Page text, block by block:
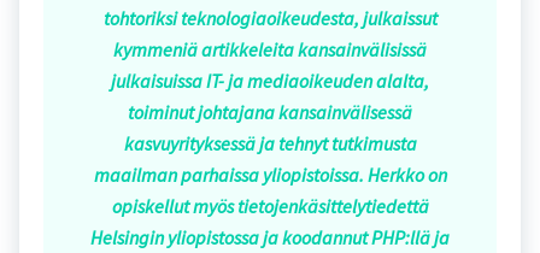
tohtoriksi teknologiaoikeudesta, julkaissut
kymmeniä artikkeleita kansainvälisissä
julkaisuissa IT- ja mediaoikeuden alalta,
toiminut johtajana kansainvälisessä
kasvuyrityksessä ja tehnyt tutkimusta
maailman parhaissa yliopistoissa. Herkko on
opiskellut myös tietojenkäsittelytiedettä
Helsingin yliopistossa ja koodannut PHP:llä ja